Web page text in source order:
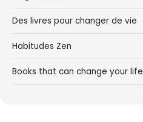
Des livres pour changer de vie
Habitudes Zen
Books that can change your life